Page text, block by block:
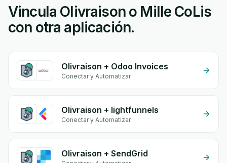
Vincula Olivraison o Mille CoLis
con otra aplicación.
Olivraison + Odoo Invoices
Conectar y Automatizar
Olivraison + lightfunnels
Conectar y Automatizar
Olivraison + SendGrid